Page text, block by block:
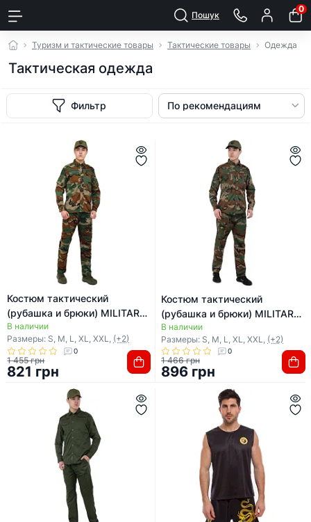
Пошук
0
Туризм и тактические товары Тактические товары Одежда
Тактическая одежда
Фильтр
Костюм тактический
(рубашка и брюки) MILITARY
RANGERS ZK-SU1128
(Камуфляж Woodland)
В наличии
Размеры: S, M, L, XL, XXL, (+2)
0
1 455 грн
821 грн
Костюм тактический
(рубашка и брюки) MILITARY
RANGERS ZK-SU1127
(Камуфляж Woodland)
В наличии
Размеры: S, M, L, XL, XXL, (+2)
0
1 466 грн
896 грн